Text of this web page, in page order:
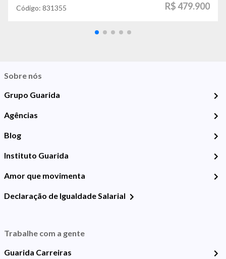
Código: 831355 R$ 479.900
Sobre nós
Grupo Guarida
Agências
Blog
Instituto Guarida
Amor que movimenta
Declaração de Igualdade Salarial
Trabalhe com a gente
Guarida Carreiras